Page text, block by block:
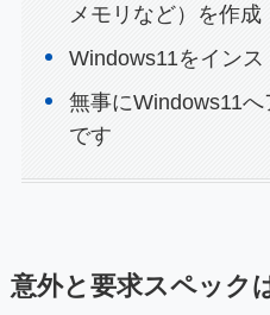
メモリなど）を作成
Windows11をインス
無事にWindows11
です
意外と要求スペック